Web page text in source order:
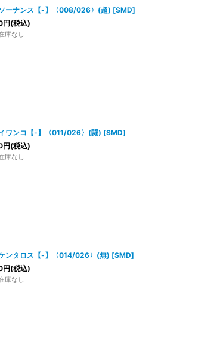
ーナンス【-】〈008/026〉(超) [SMD]
円(税込)
庫なし
ワンコ【-】〈011/026〉(闘) [SMD]
円(税込)
庫なし
ンタロス【-】〈014/026〉(無) [SMD]
円(税込)
庫なし